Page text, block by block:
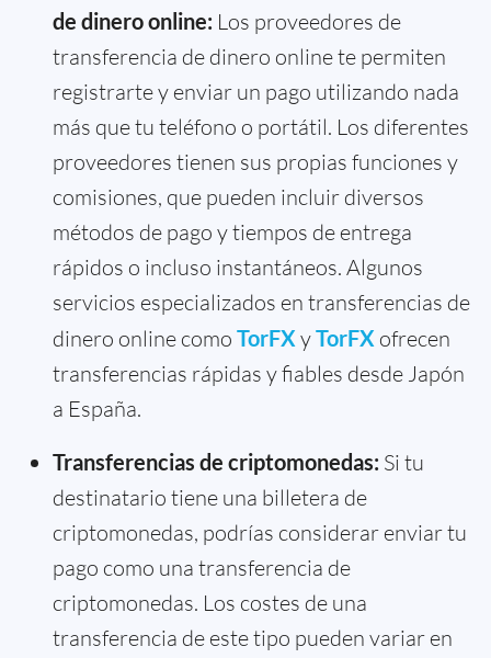
de dinero online: Los proveedores de
transferencia de dinero online te permiten
registrarte y enviar un pago utilizando nada
más que tu teléfono o portátil. Los diferentes
proveedores tienen sus propias funciones y
comisiones, que pueden incluir diversos
métodos de pago y tiempos de entrega
rápidos o incluso instantáneos. Algunos
servicios especializados en transferencias de
dinero online como TorFX yTorFX ofrecen
transferencias rápidas y fiables desde Japón
a España.
Transferencias de criptomonedas: Si tu
destinatario tiene una billetera de
criptomonedas, podrías considerar enviar tu
pago como una transferencia de
criptomonedas. Los costes de una
transferencia de este tipo pueden variar en